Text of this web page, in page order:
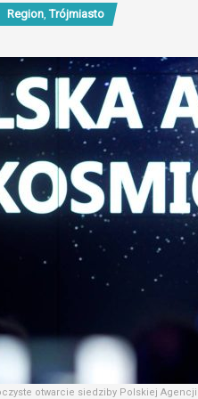
Region ,Trójmiasto
otwarcie siedziby Polskiej